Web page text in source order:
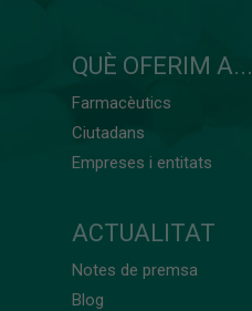
QUÈ OFERIM A...
Farmacèutics
Ciutadans
Empreses i entitats
ACTUALITAT
Notes de premsa
Blog